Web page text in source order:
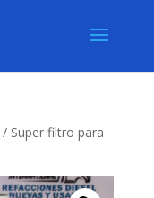
/ Super filtro para